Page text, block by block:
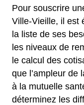
Pour souscrire
Ville-Vieille, il est
la liste de ses
les niveaux de
le calcul des
que l’ampleur de
à la mutuelle
déterminez les